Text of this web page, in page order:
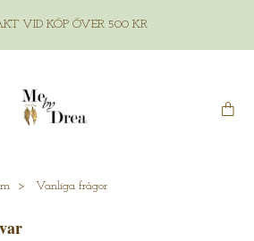
VID KÖP ÖVER 500 KR
Vanliga frågor